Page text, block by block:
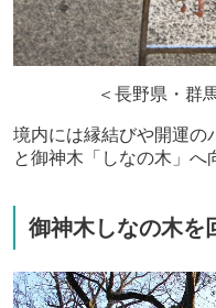
＜長野県・群
境内には縁結びや開運の
と御神木「しなの木」へ
御神木しなの木を